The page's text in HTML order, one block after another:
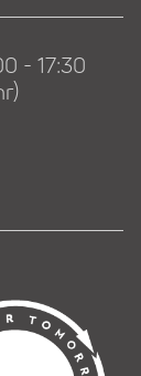
- 17:30